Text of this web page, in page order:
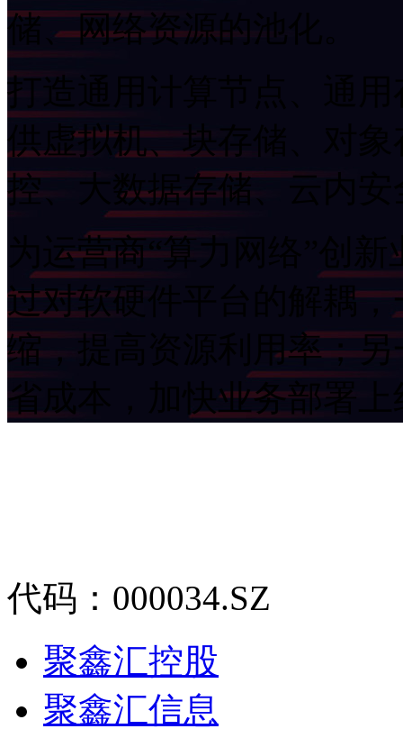
储、网络资源的池化。
打造通用计算节点、通
供虚拟机、块存储、对
控、大数据存储、云
为运营商“算力网络”创新
过对软硬件平台的解耦
缩，提高资源利用率；
省成本，加快业务部署
代码：000034.SZ
聚鑫汇控股
聚鑫汇信息